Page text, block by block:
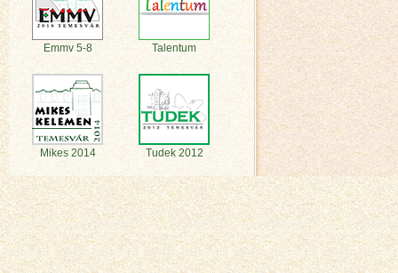
Emmv 5-8 Talentum
Mikes 2014 Tudek 2012